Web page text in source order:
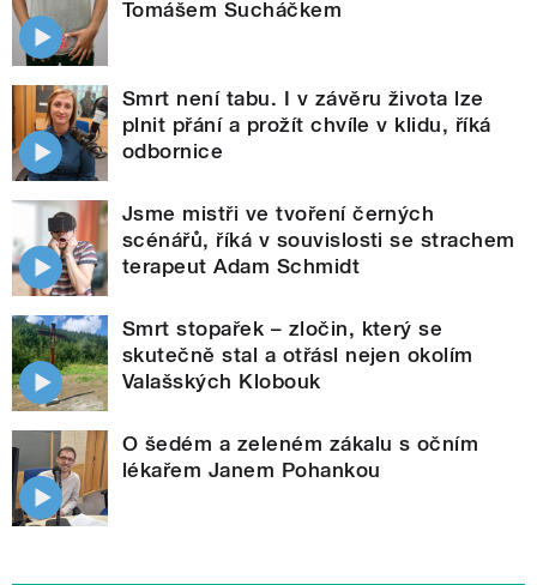
Tomášem Sucháčkem
Smrt není tabu. I v závěru života lze
plnit přání a prožít chvíle v klidu, říká
odbornice
Jsme mistři ve tvoření černých
scénářů, říká v souvislosti se strachem
terapeut Adam Schmidt
Smrt stopařek – zločin, který se
skutečně stal a otřásl nejen okolím
Valašských Klobouk
O šedém a zeleném zákalu s očním
lékařem Janem Pohankou